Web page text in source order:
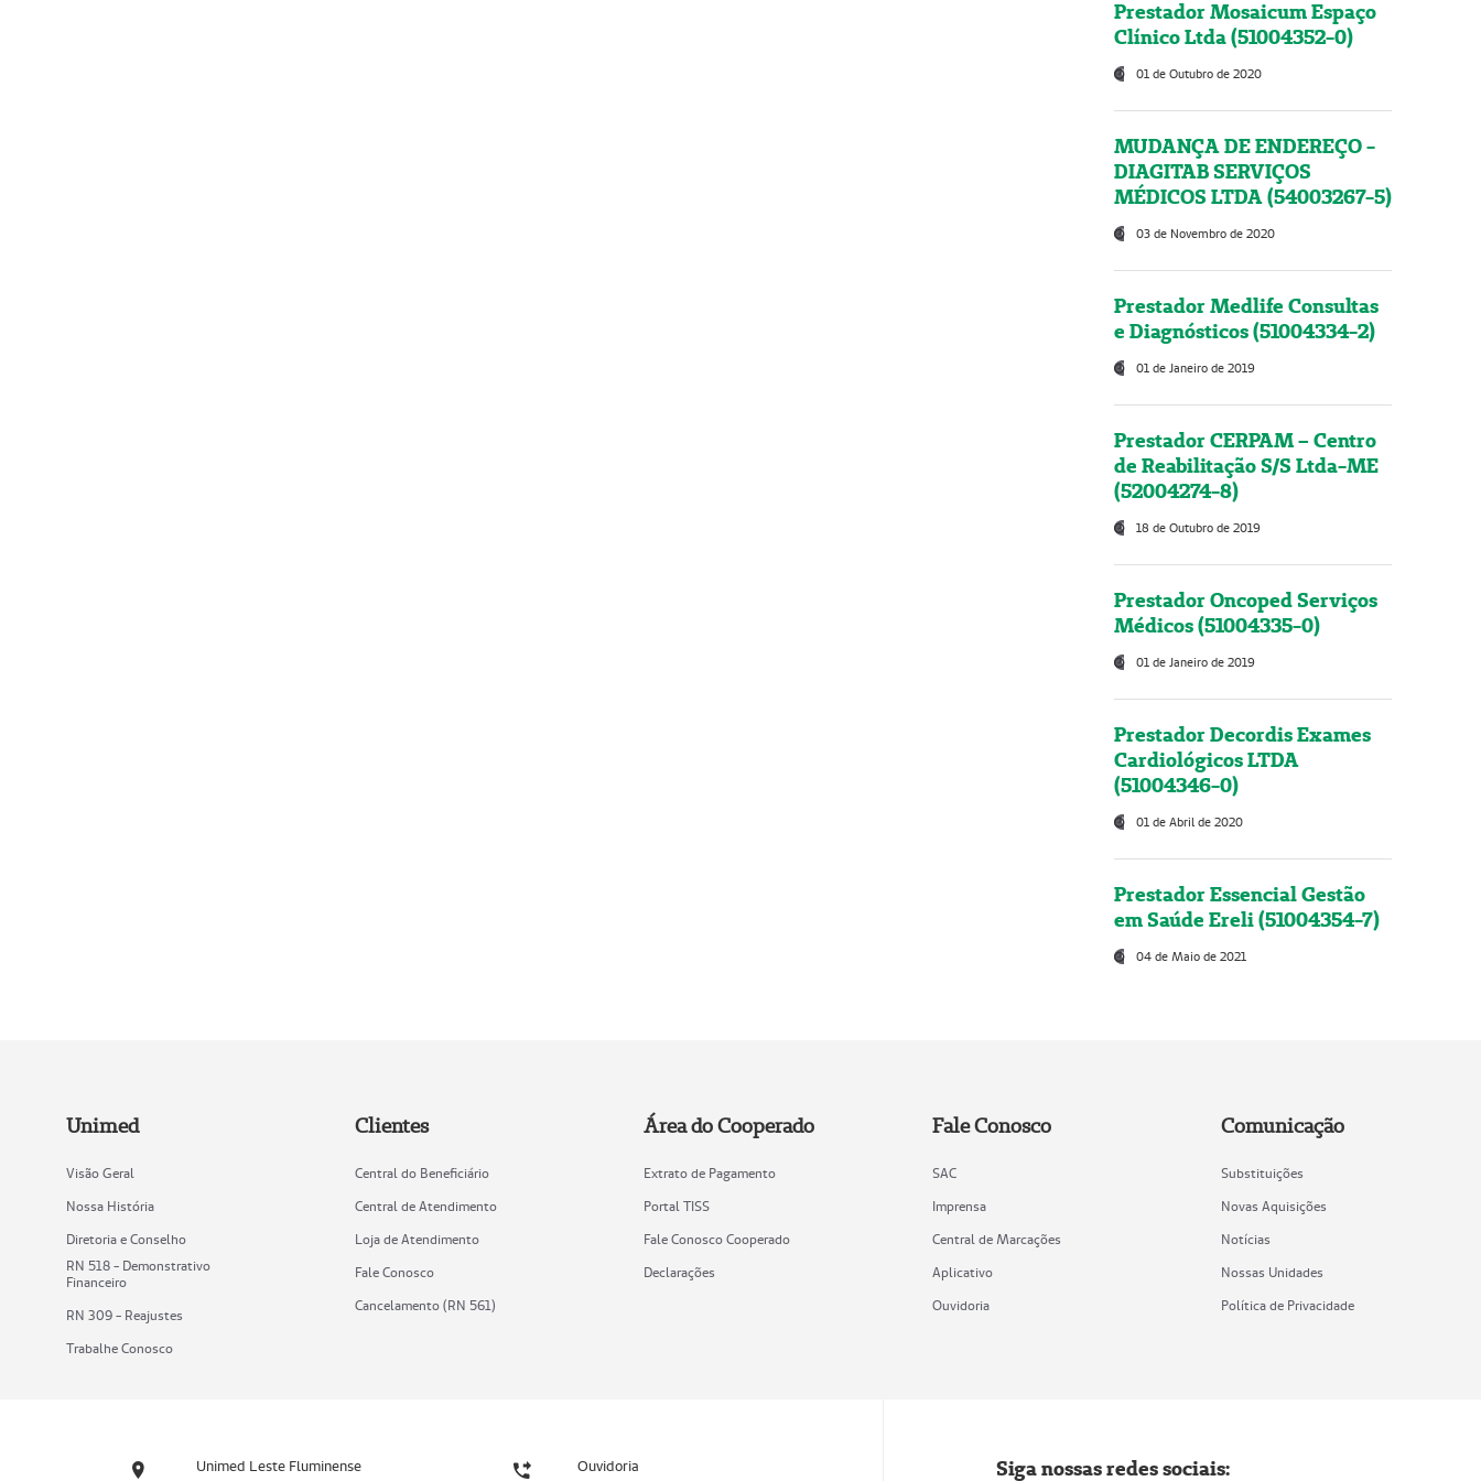
Prestador Mosaicum Espaço
Clínico Ltda (51004352-0)
01 de Outubro de 2020
MUDANÇA DE ENDEREÇO -
DIAGITAB SERVIÇOS
MÉDICOS LTDA (54003267-5)
03 de Novembro de 2020
Prestador Medlife Consultas
e Diagnósticos (51004334-2)
01 de Janeiro de 2019
Prestador CERPAM – Centro
de Reabilitação S/S Ltda-ME
(52004274-8)
18 de Outubro de 2019
Prestador Oncoped Serviços
Médicos (51004335-0)
01 de Janeiro de 2019
Prestador Decordis Exames
Cardiológicos LTDA
(51004346-0)
01 de Abril de 2020
Prestador Essencial Gestão
em Saúde Ereli (51004354-7)
04 de Maio de 2021
Unimed
Visão Geral
Nossa História
Diretoria e Conselho
RN 518 - Demonstrativo
Financeiro
RN 309 - Reajustes
Trabalhe Conosco
Clientes
Central do Beneficiário
Central de Atendimento
Loja de Atendimento
Fale Conosco
Cancelamento (RN 561)
Área do Cooperado
Extrato de Pagamento
Portal TISS
Fale Conosco Cooperado
Declarações
Fale Conosco
SAC
Imprensa
Central de Marcações
Aplicativo
Ouvidoria
Comunicação
Substituições
Novas Aquisições
Notícias
Nossas Unidades
Política de Privacidade
Unimed Leste Fluminense Ouvidoria Siga nossas redes sociais: